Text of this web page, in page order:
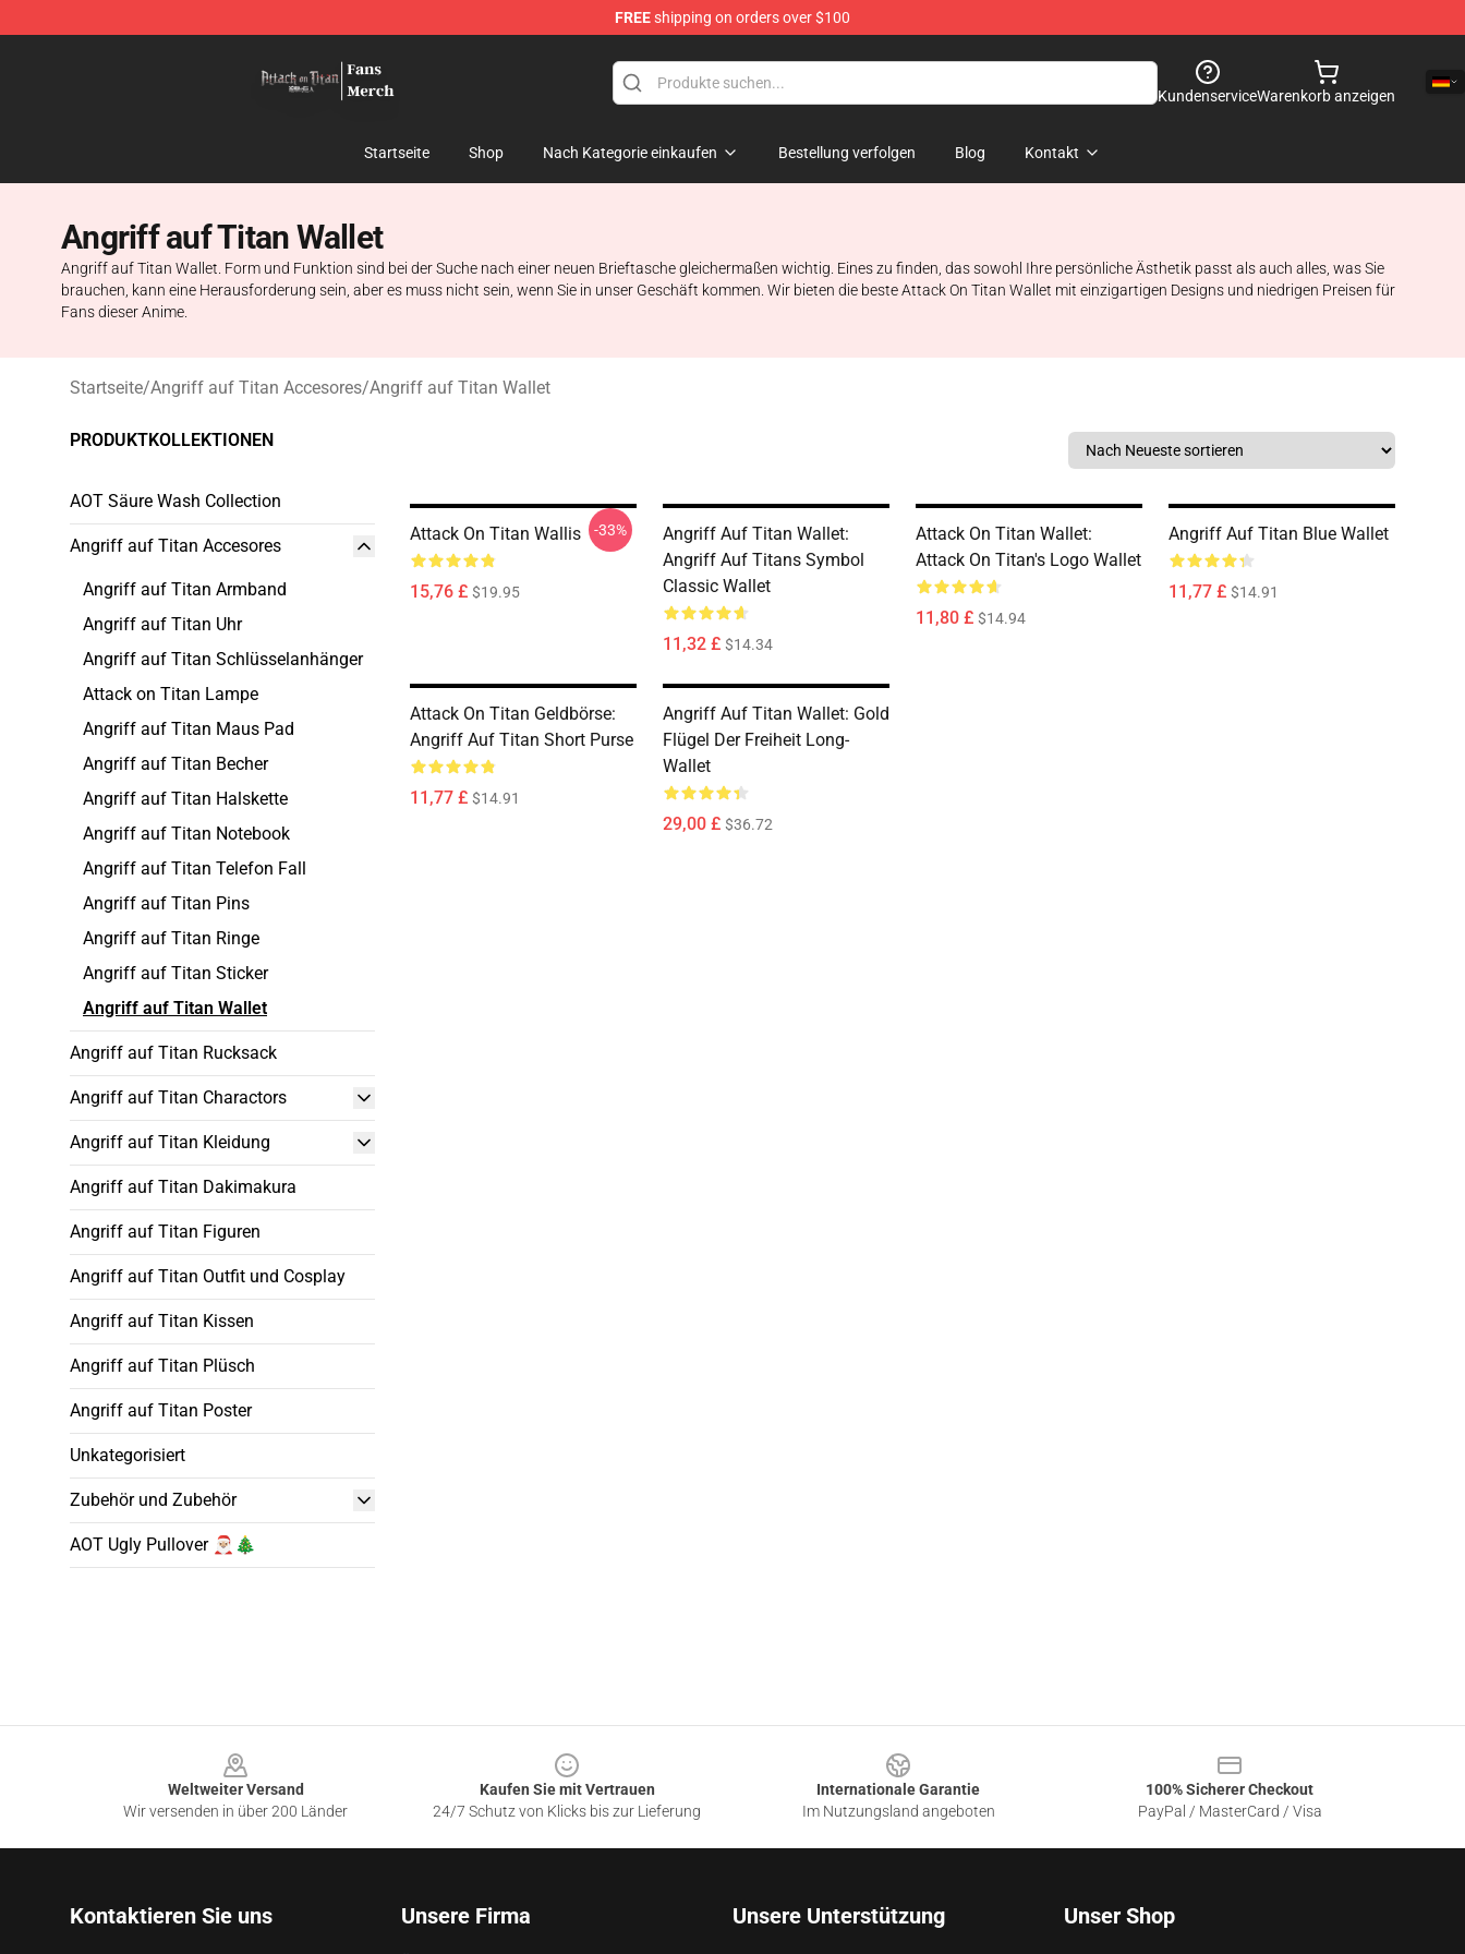
FREEshipping on orders over $100
KundenserviceWarenkorb anzeigen
Startseite Shop Nach Kategorie einkaufen Bestellung verfolgen Blog Kontakt
Angriff auf Titan Wallet
Angriff auf Titan Wallet. Form und Funktion sind bei der Suche nach einer neuen Brieftasche gleichermaßen wichtig. Eines zu finden, das sowohl Ihre persönliche Ästhetik passt als auch alles, was Sie
brauchen, kann eine Herausforderung sein, aber es muss nicht sein, wenn Sie in unser Geschäft kommen. Wir bieten die beste Attack On Titan Wallet mit einzigartigen Designs und niedrigen Preisen für
Fans dieser Anime.
Startseite/Angriff auf Titan Accesores/Angriff auf Titan Wallet
PRODUKTKOLLEKTIONEN
AOT Säure Wash Collection
Angriff auf Titan Accesores
Angriff auf Titan Armband
Angriff auf Titan Uhr
Angriff auf Titan Schlüsselanhänger
Attack on Titan Lampe
Angriff auf Titan Maus Pad
Angriff auf Titan Becher
Angriff auf Titan Halskette
Angriff auf Titan Notebook
Angriff auf Titan Telefon Fall
Angriff auf Titan Pins
Angriff auf Titan Ringe
Angriff auf Titan Sticker
Angriff auf Titan Wallet
Angriff auf Titan Rucksack
Angriff auf Titan Charactors
Angriff auf Titan Kleidung
Angriff auf Titan Dakimakura
Angriff auf Titan Figuren
Angriff auf Titan Outfit und Cosplay
Angriff auf Titan Kissen
Angriff auf Titan Plüsch
Angriff auf Titan Poster
Unkategorisiert
Zubehör und Zubehör
AOT Ugly Pullover 🎅🏼🎄
Attack On Titan Wallis
15,76 £ $19.95
-33%
Angriff Auf Titan Wallet:
Angriff Auf Titans Symbol
Classic Wallet
11,32 £ $14.34
Attack On Titan Wallet:
Attack On Titan's Logo Wallet
11,80 £ $14.94
Angriff Auf Titan Blue Wallet
11,77 £ $14.91
Attack On Titan Geldbörse:
Angriff Auf Titan Short Purse
11,77 £ $14.91
Angriff Auf Titan Wallet: Gold
Flügel Der Freiheit Long-
Wallet
29,00 £ $36.72
Weltweiter Versand
Wir versenden in über 200 Länder
Kaufen Sie mit Vertrauen
24/7 Schutz von Klicks bis zur Lieferung
Internationale Garantie
Im Nutzungsland angeboten
100% Sicherer Checkout
PayPal / MasterCard / Visa
Kontaktieren Sie uns Unsere Firma Unsere Unterstützung Unser Shop